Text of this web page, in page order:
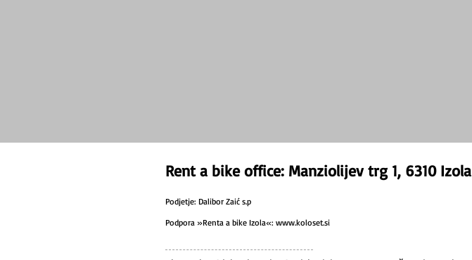
Rent a bike office: Manziolijev trg 1, 6310 Izola
Podjetje: Dalibor Zaić s.p
Podpora »Renta a bike Izola«: www.koloset.si